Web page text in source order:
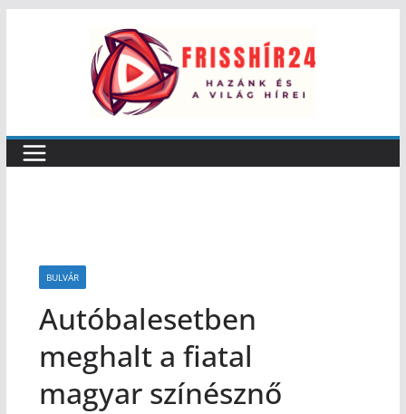
BULVÁR
Autóbalesetben
meghalt a fiatal
magyar színésznő